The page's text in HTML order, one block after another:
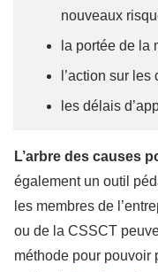
nouveaux
la portée de la
l’action sur
les délais
L’arbre des causes
également un outil
les membres de
ou de la CSSCT
méthode pour pouvoir